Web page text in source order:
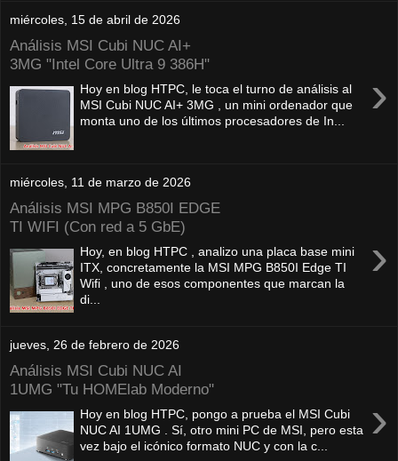
miércoles, 15 de abril de 2026
Análisis MSI Cubi NUC AI+
3MG "Intel Core Ultra 9 386H"
›
Hoy en blog HTPC, le toca el turno de análisis al
MSI Cubi NUC AI+ 3MG , un mini ordenador que
monta uno de los últimos procesadores de In...
miércoles, 11 de marzo de 2026
Análisis MSI MPG B850I EDGE
TI WIFI (Con red a 5 GbE)
›
Hoy, en blog HTPC , analizo una placa base mini
ITX, concretamente la MSI MPG B850I Edge TI
Wifi , uno de esos componentes que marcan la
di...
jueves, 26 de febrero de 2026
Análisis MSI Cubi NUC AI
1UMG "Tu HOMElab Moderno"
›
Hoy en blog HTPC, pongo a prueba el MSI Cubi
NUC AI 1UMG . Sí, otro mini PC de MSI, pero esta
vez bajo el icónico formato NUC y con la c...